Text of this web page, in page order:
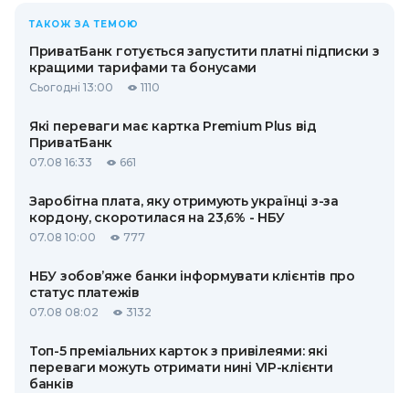
ТАКОЖ ЗА ТЕМОЮ
ПриватБанк готується запустити платні підписки з
кращими тарифами та бонусами
Сьогодні 13:00 1110
Які переваги має картка Premium Plus від
ПриватБанк
07.08 16:33 661
Заробітна плата, яку отримують українці з-за
кордону, скоротилася на 23,6% - НБУ
07.08 10:00 777
НБУ зобов’яже банки інформувати клієнтів про
статус платежів
07.08 08:02 3132
Топ-5 преміальних карток з привілеями: які
переваги можуть отримати нині VIP-клієнти
банків